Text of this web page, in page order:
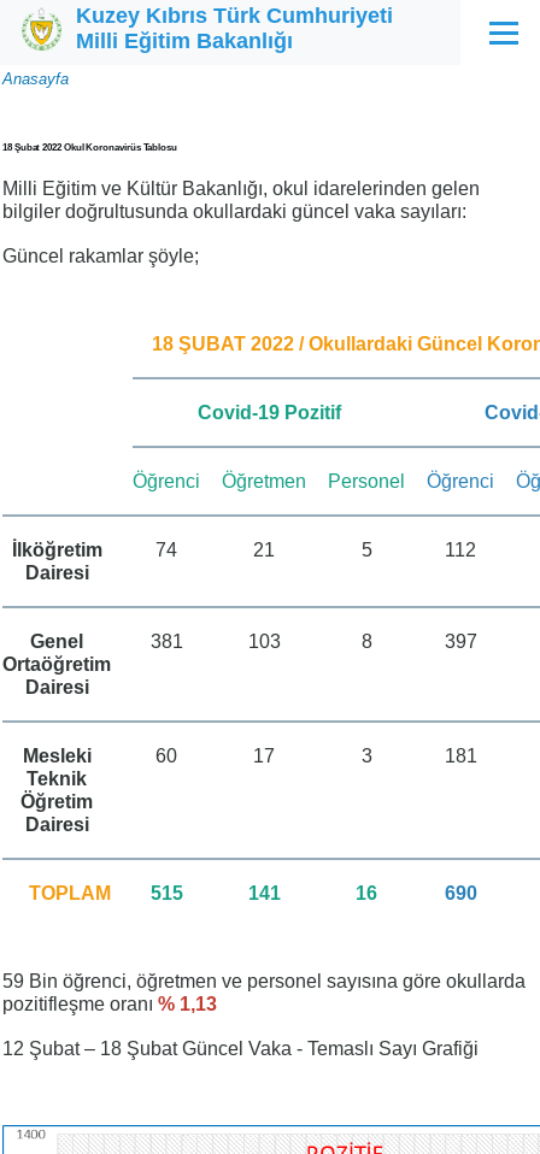
Ana içeriğe atla
Kuzey Kıbrıs Türk Cumhuriyeti
Milli Eğitim Bakanlığı
Menü
Sayfa
Anasayfa
18 Şubat 2022 Okul Koronavirüs Tablosu
Milli Eğitim ve Kültür Bakanlığı, okul idarelerinden gelen
bilgiler doğrultusunda okullardaki güncel vaka sayıları:
Güncel rakamlar şöyle;
18 ŞUBAT 2022 / Okullardaki Güncel
Covid-19 Pozitif
Öğrenci Öğretmen Personel Öğrenci
İlköğretim
Dairesi
74 21 5 112
Genel
Ortaöğretim
Dairesi
381 103 8 397
Mesleki
Teknik
Öğretim
Dairesi
60 17 3 181
TOPLAM 515 141 16 690
59 Bin öğrenci, öğretmen ve personel sayısına göre okullarda
pozitifleşme oranı % 1,13
12 Şubat – 18 Şubat Güncel Vaka - Temaslı Sayı Grafiği